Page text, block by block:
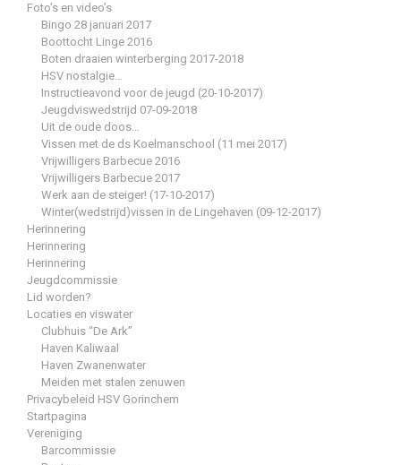
Foto’s en video’s
Bingo 28 januari 2017
Boottocht Linge 2016
Boten draaien winterberging 2017-2018
HSV nostalgie…
Instructieavond voor de jeugd (20-10-2017)
Jeugdviswedstrijd 07-09-2018
Uit de oude doos…
Vissen met de ds Koelmanschool (11 mei 2017)
Vrijwilligers Barbecue 2016
Vrijwilligers Barbecue 2017
Werk aan de steiger! (17-10-2017)
Winter(wedstrijd)vissen in de Lingehaven (09-12-2017)
Herinnering
Herinnering
Herinnering
Jeugdcommissie
Lid worden?
Locaties en viswater
Clubhuis “De Ark”
Haven Kaliwaal
Haven Zwanenwater
Meiden met stalen zenuwen
Privacybeleid HSV Gorinchem
Startpagina
Vereniging
Barcommissie